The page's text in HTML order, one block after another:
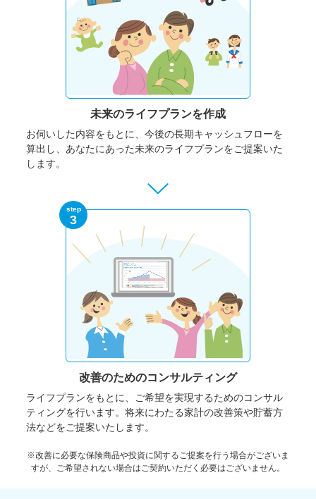
未来のライフプランを作成
お伺いした内容をもとに、今後の長期キャッシュフローを
算出し、あなたにあった未来のライフプランをご提案いた
します。
step
3
改善のためのコンサルティング
ライフプランをもとに、ご希望を実現するためのコンサル
ティングを行います。将来にわたる家計の改善策や貯蓄方
法などをご提案いたします。
※改善に必要な保険商品や投資に関するご提案を行う場合がございま
すが、ご希望されない場合はご契約いただく必要はございません。